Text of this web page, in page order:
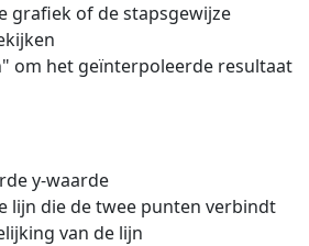
grafiek of de stapsgewijze
om het geïnterpoleerde resultaat
y-waarde
lijn die de twee punten verbindt
van de lijn